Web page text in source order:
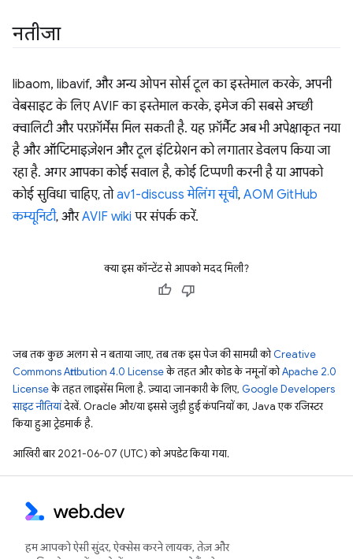
नतीजा
libaom, libavif, और अन्य ओपन सोर्स टूल का इस्तेमाल करके, अपनी
वेबसाइट के लिए AVIF का इस्तेमाल करके, इमेज की सबसे अच्छी
क्वालिटी और परफ़ॉर्मेंस मिल सकती है. यह फ़ॉर्मैट अब भी अपेक्षाकृत नया
है और ऑप्टिमाइज़ेशन और टूल इंटिग्रेशन को लगातार डेवलप किया जा
रहा है. अगर आपका कोई सवाल है, कोई टिप्पणी करनी है या आपको
कोई सुविधा चाहिए, तोav1-discuss मेलिंग सूची, AOM GitHub
कम्यूनिटी, औरAVIF wiki पर संपर्क करें.
क्या इस कॉन्टेंट से आपको मदद मिली?
जब तक कुछ अलग से न बताया जाए, तब तक इस पेज की सामग्री कोCreative
Commons Attribution 4.0 Licenseके तहत और कोड के नमूनों कोApache 2.0
Licenseके तहत लाइसेंस मिला है. ज़्यादा जानकारी के लिए, Google Developers
साइट नीतियांदेखें. Oracle और/या इससे जुड़ी हुई कंपनियों का, Java एक रजिस्टर
किया हुआ ट्रेडमार्क है.
आखिरी बार 2021-06-07 (UTC) को अपडेट किया गया.
हम आपको ऐसी सुंदर, ऐक्सेस करने लायक, तेज़ और